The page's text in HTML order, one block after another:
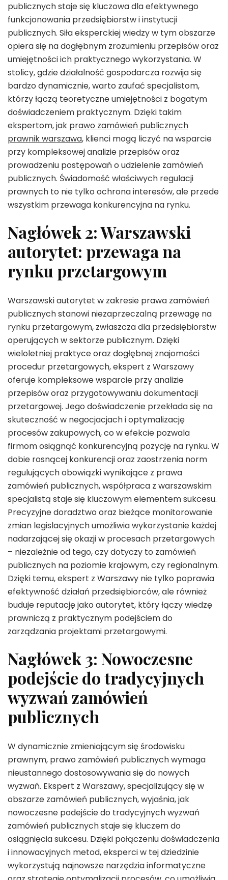
publicznych staje się kluczowa dla efektywnego
funkcjonowania przedsiębiorstw i instytucji
publicznych. Siła eksperckiej wiedzy w tym obszarze
opiera się na dogłębnym zrozumieniu przepisów oraz
umiejętności ich praktycznego wykorzystania. W
stolicy, gdzie działalność gospodarcza rozwija się
bardzo dynamicznie, warto zaufać specjalistom,
którzy łączą teoretyczne umiejętności z bogatym
doświadczeniem praktycznym. Dzięki takim
ekspertom, jak prawo zamówień publicznych
prawnik warszawa, klienci mogą liczyć na wsparcie
przy kompleksowej analizie przepisów oraz
prowadzeniu postępowań o udzielenie zamówień
publicznych. Świadomość właściwych regulacji
prawnych to nie tylko ochrona interesów, ale przede
wszystkim przewaga konkurencyjna na rynku.
Nagłówek 2: Warszawski
autorytet: przewaga na
rynku przetargowym
Warszawski autorytet w zakresie prawa zamówień
publicznych stanowi niezaprzeczalną przewagę na
rynku przetargowym, zwłaszcza dla przedsiębiorstw
operujących w sektorze publicznym. Dzięki
wieloletniej praktyce oraz dogłębnej znajomości
procedur przetargowych, ekspert z Warszawy
oferuje kompleksowe wsparcie przy analizie
przepisów oraz przygotowywaniu dokumentacji
przetargowej. Jego doświadczenie przekłada się na
skuteczność w negocjacjach i optymalizację
procesów zakupowych, co w efekcie pozwala
firmom osiągnąć konkurencyjną pozycję na rynku. W
dobie rosnącej konkurencji oraz zaostrzenia norm
regulujących obowiązki wynikające z prawa
zamówień publicznych, współpraca z warszawskim
specjalistą staje się kluczowym elementem sukcesu.
Precyzyjne doradztwo oraz bieżące monitorowanie
zmian legislacyjnych umożliwia wykorzystanie każdej
nadarzającej się okazji w procesach przetargowych
– niezależnie od tego, czy dotyczy to zamówień
publicznych na poziomie krajowym, czy regionalnym.
Dzięki temu, ekspert z Warszawy nie tylko poprawia
efektywność działań przedsiębiorców, ale również
buduje reputację jako autorytet, który łączy wiedzę
prawniczą z praktycznym podejściem do
zarządzania projektami przetargowymi.
Nagłówek 3: Nowoczesne
podejście do tradycyjnych
wyzwań zamówień
publicznych
W dynamicznie zmieniającym się środowisku
prawnym, prawo zamówień publicznych wymaga
nieustannego dostosowywania się do nowych
wyzwań. Ekspert z Warszawy, specjalizujący się w
obszarze zamówień publicznych, wyjaśnia, jak
nowoczesne podejście do tradycyjnych wyzwań
zamówień publicznych staje się kluczem do
osiągnięcia sukcesu. Dzięki połączeniu doświadczenia
i innowacyjnych metod, eksperci w tej dziedzinie
wykorzystują najnowsze narzędzia informatyczne